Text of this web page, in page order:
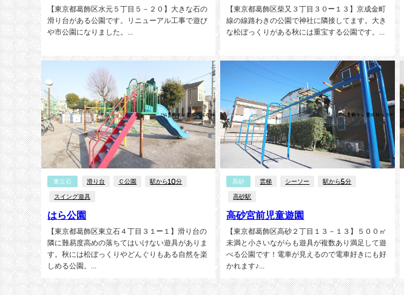
【東京都葛飾区水元５丁目５－２０】大きな石の
滑り台がある公園です。リニューアル工事で遊び
や市公園になりました。...
【東京都葛飾区柴又３丁目３０−１３】京成金町
線の線路わきの公園で神社に隣接してます。大き
な松ぼっくりがある秋には重宝する公園です。...
東立石 滑り台 Ｃ公園 駅から10分
スイング遊具
はら公園
【東京都葛飾区東立石４丁目３１−１】滑り台の
隣に難易度高めの落ちてはいけない遊具がありま
す。秋には松ぼっくりやどんぐりもある自然を楽
しめる公園。...
高砂 雲梯 シーソー 駅から5分
高砂駅
高砂宮前児童遊園
【東京都葛飾区高砂２丁目１３－１３】５００㎡
未満と小さいながらも遊具が複数あり満足して遊
べる公園です！電車が見えるので電車好きにも好
かれます♪...